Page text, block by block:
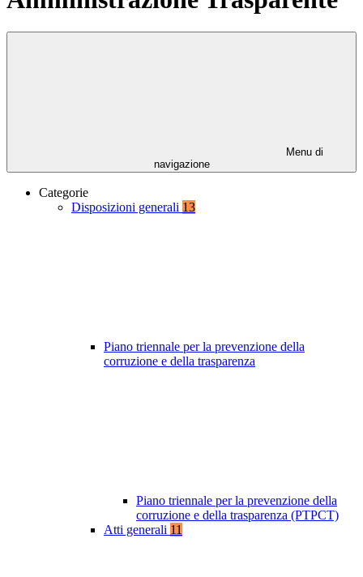
Menu di
navigazione
Categorie
Disposizioni generali 13
Piano triennale per la prevenzione della
corruzione e della trasparenza
Piano triennale per la prevenzione della
corruzione e della trasparenza (PTPCT)
Atti generali 11